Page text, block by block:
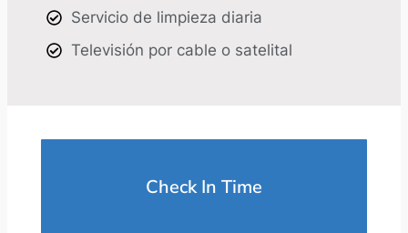
Servicio de limpieza diaria
Televisión por cable o satelital
Check In Time